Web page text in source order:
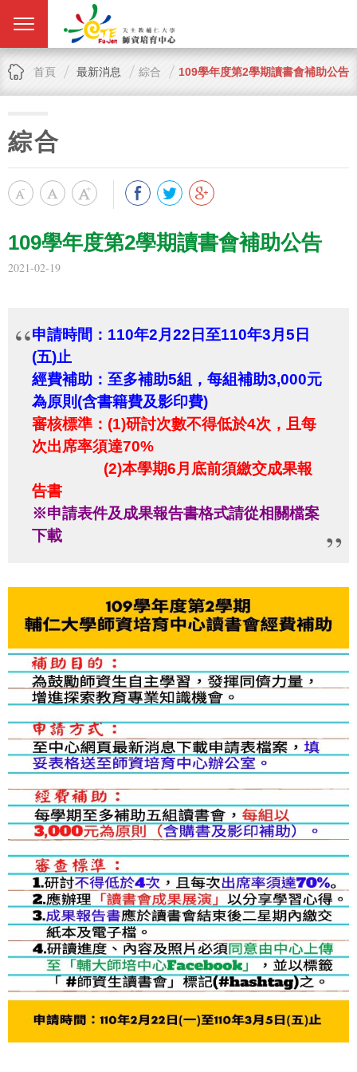
首頁 最新消息 綜合 109學年度第2學期讀書會補助公告
綜合
109學年度第2學期讀書會補助公告
2021-02-19
申請時間： 110年2月22日至110年3月 5 日
(五)止
經費補助：至多補助5組，每組補助3,000元
為原則(含書籍費及影印費)
審核標準： (1)研討次數不得低於4次，且每
次出席率須達70%
(2)本學期6月底前須繳交成果報
告書
※申請表件及成果報告書格式請從相關檔案
下載